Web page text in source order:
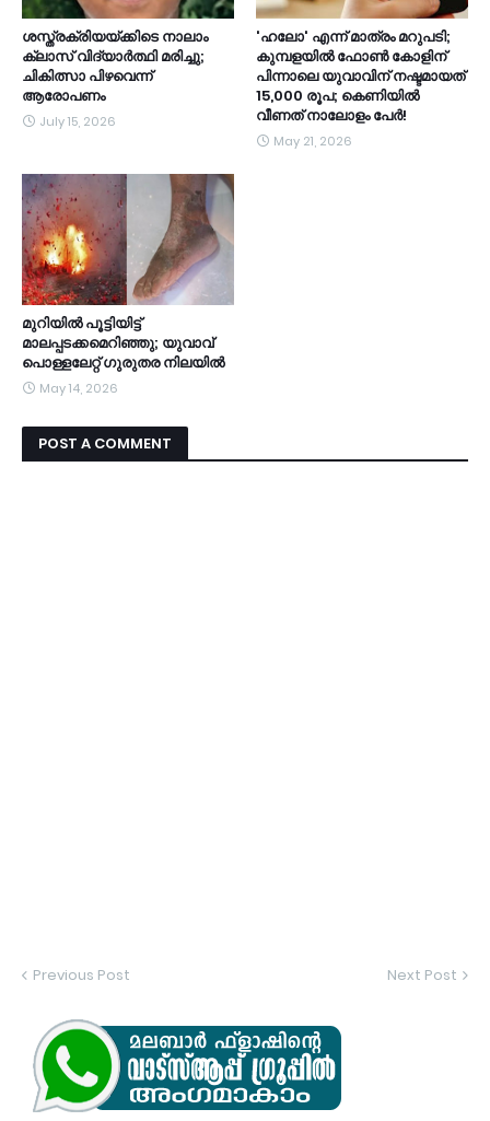
ശസ്ത്രക്രിയയ്ക്കിടെ നാലാം
ക്ലാസ് വിദ്യാർത്ഥി മരിച്ചു;
ചികിത്സാ പിഴവെന്ന്
ആരോപണം
July 15, 2026
​'ഹലോ' എന്ന് മാത്രം മറുപടി;
കുമ്പളയിൽ ഫോൺ കോളിന്
പിന്നാലെ യുവാവിന് നഷ്ടമായത്
15,000 രൂപ; കെണിയിൽ
വീണത് നാലോളം പേർ!
May 21, 2026
മുറിയില്‍ പൂട്ടിയിട്ട്
മാലപ്പടക്കമെറിഞ്ഞു; യുവാവ്
പൊള്ളലേറ്റ് ഗുരുതര നിലയില്‍
May 14, 2026
POST A COMMENT
Previous Post Next Post